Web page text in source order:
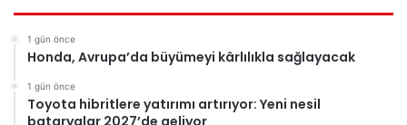
1 gün önce
Honda, Avrupa’da büyümeyi kârlılıkla sağlayacak
1 gün önce
Toyota hibritlere yatırımı artırıyor: Yeni nesil
bataryalar 2027’de geliyor